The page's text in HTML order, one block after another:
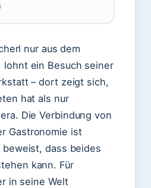
nur aus dem
lohnt ein Besuch seiner
– dort zeigt sich,
hat als nur
Die Verbindung von
Gastronomie ist
dass beides
kann. Für
in seine Welt